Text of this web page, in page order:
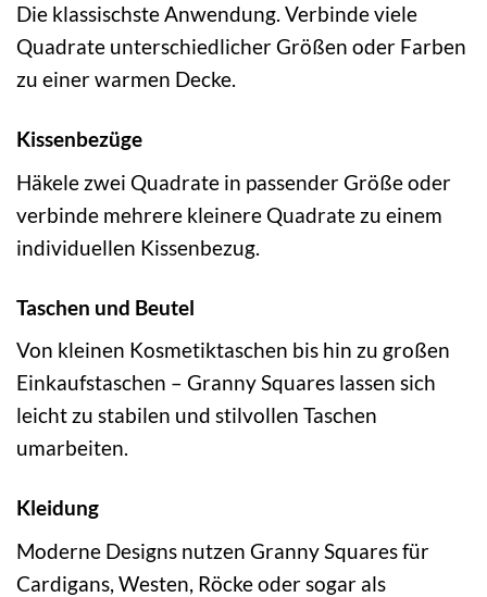
Die klassischste Anwendung. Verbinde viele
Quadrate unterschiedlicher Größen oder Farben
zu einer warmen Decke.
Kissenbezüge
Häkele zwei Quadrate in passender Größe oder
verbinde mehrere kleinere Quadrate zu einem
individuellen Kissenbezug.
Taschen und Beutel
Von kleinen Kosmetiktaschen bis hin zu großen
Einkaufstaschen – Granny Squares lassen sich
leicht zu stabilen und stilvollen Taschen
umarbeiten.
Kleidung
Moderne Designs nutzen Granny Squares für
Cardigans, Westen, Röcke oder sogar als